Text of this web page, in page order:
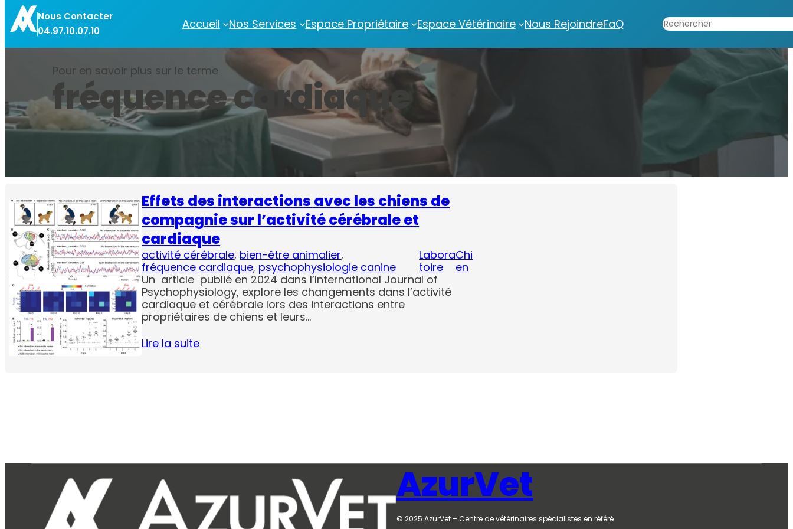
Aller
au
contenu
Nous Contacter
04.97.10.07.10
Accueil Nos Services Espace Propriétaire Espace Vétérinaire Nous RejoindreFaQ Rechercher
Pour en savoir plus sur le terme
fréquence cardiaque
Effets des interactions avec les chiens de
compagnie sur l’activité cérébrale et
cardiaque
activité cérébrale, bien-être animalier,
fréquence cardiaque, psychophysiologie canine
Labora
toire
Chi
en
Un article publié en 2024 dans l’International Journal of
Psychophysiology, explore les changements dans l’activité
cardiaque et cérébrale lors des interactions entre
propriétaires de chiens et leurs…
Lire la suite
AzurVet
© 2025 AzurVet – Centre de vétérinaires spécialistes en référé